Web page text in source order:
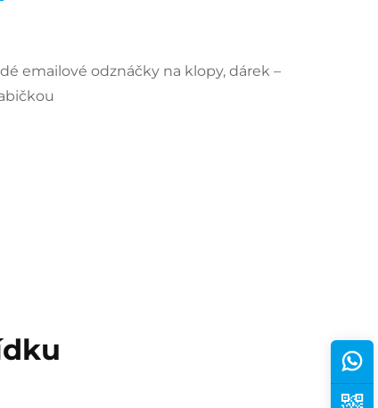
emailové odznáčky na klopy, dárek –